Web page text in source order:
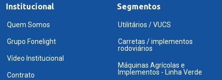
Institucional
Quem Somos
Grupo Fonelight
Vídeo Institucional
Contrato
Segmentos
Utilitários / VUCS
Carretas / implementos
rodoviários
Máquinas Agrícolas e
Implementos - Linha Verde